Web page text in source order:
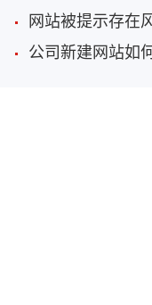
网站被提示存在
公司新建网站如